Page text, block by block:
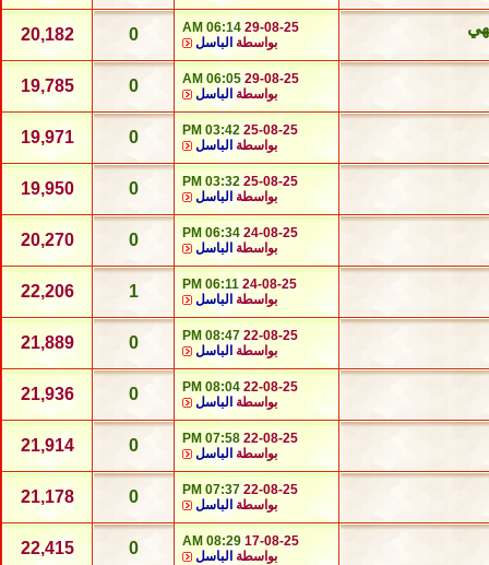
29-08-25
06:14 AM
بواسطة الباسل 0
20,182
29-08-25
06:05 AM
بواسطة الباسل 0
19,785
25-08-25
03:42 PM
بواسطة الباسل 0
19,971
25-08-25
03:32 PM
بواسطة الباسل 0
19,950
24-08-25
06:34 PM
بواسطة الباسل 0
20,270
24-08-25
06:11 PM
بواسطة الباسل 1
22,206
22-08-25
08:47 PM
بواسطة الباسل 0
21,889
22-08-25
08:04 PM
بواسطة الباسل 0
21,936
22-08-25
07:58 PM
بواسطة الباسل 0
21,914
22-08-25
07:37 PM
بواسطة الباسل 0
21,178
17-08-25
08:29 AM
بواسطة الباسل 0
22,415